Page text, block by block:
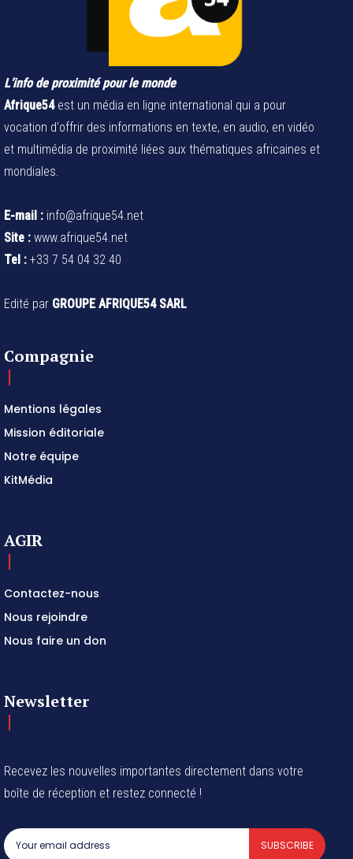
L’info de proximité pour le monde
Afrique54est un média en ligne international qui a pour
vocation d'offrir des informations en texte, en audio, en vidéo
et multimédia de proximité liées aux thématiques africaines et
mondiales.
E-mail : info@afrique54.net
Site : www.afrique54.net
Tel : +33 7 54 04 32 40
Edité par GROUPE AFRIQUE54 SARL
Compagnie
Mentions légales
Mission éditoriale
Notre équipe
KitMédia
AGIR
Contactez-nous
Nous rejoindre
Nous faire un don
Newsletter
Recevez les nouvelles importantes directement dans votre
boîte de réception et restez connecté !
SUBSCRIBE